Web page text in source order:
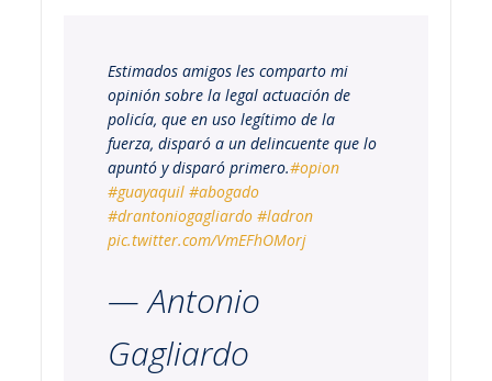
Estimados amigos les comparto mi
opinión sobre la legal actuación de
policía, que en uso legítimo de la
fuerza, disparó a un delincuente que lo
apuntó y disparó primero.#opion
#guayaquil #abogado
#drantoniogagliardo #ladron
pic.twitter.com/VmEFhOMorj
— Antonio
Gagliardo